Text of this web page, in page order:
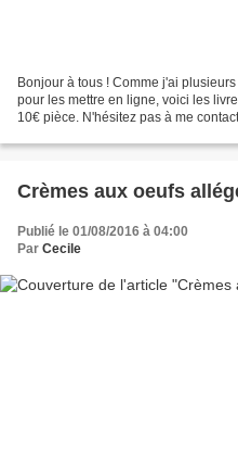
Bonjour à tous ! Comme j'ai
pour les mettre en ligne, voici les
10€ pièce. N'hésitez pas à me
Crèmes aux oeufs
Publié le 01/08/2016 à 04:00
Par Cecile